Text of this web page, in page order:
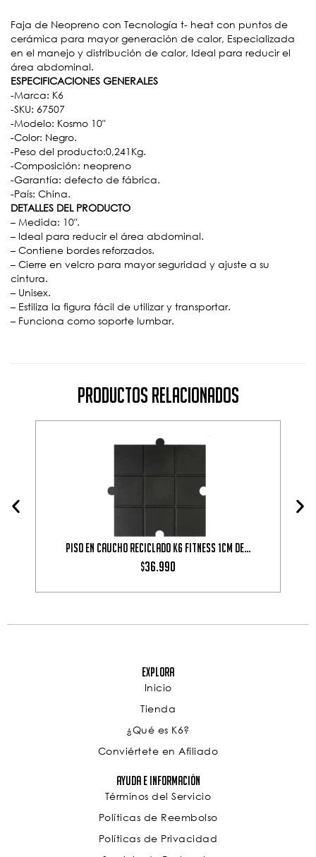
Faja de Neopreno con Tecnología t- heat con puntos de
cerámica para mayor generación de calor, Especializada
en el manejo y distribución de calor, Ideal para reducir el
área abdominal.
ESPECIFICACIONES GENERALES
-Marca: K6
-SKU: 67507
-Modelo: Kosmo 10″
-Color: Negro.
-Peso del producto:0,241Kg.
-Composición: neopreno
-Garantía: defecto de fábrica.
-País: China.
DETALLES DEL PRODUCTO
– Medida: 10″.
– Ideal para reducir el área abdominal.
– Contiene bordes reforzados.
– Cierre en velcro para mayor seguridad y ajuste a su
cintura.
– Unisex.
– Estiliza la figura fácil de utilizar y transportar.
– Funciona como soporte lumbar.
Productos Relacionados
Piso en Caucho Reciclado K6 fitness 1cm de...
$36.990
Explora
Inicio
Tienda
¿Qué es K6?
Conviértete en Afiliado
Ayuda e Información
Términos del Servicio
Políticas de Reembolso
Políticas de Privacidad